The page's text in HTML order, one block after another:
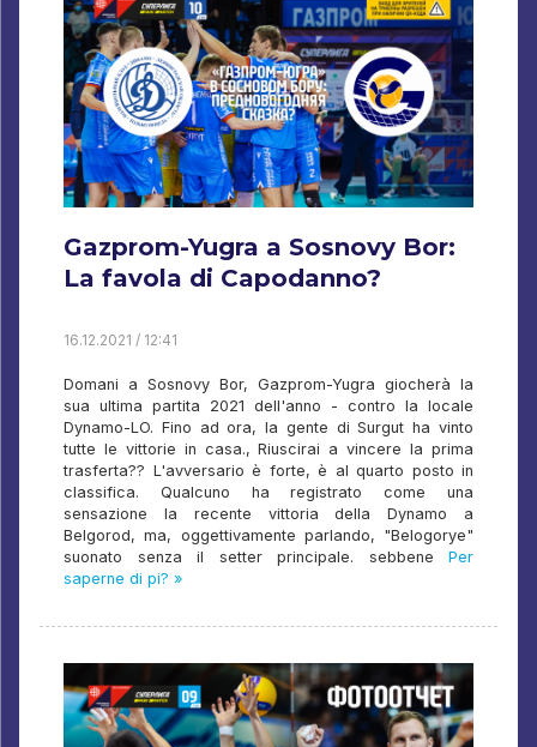
Gazprom-Yugra a Sosnovy Bor:
La favola di Capodanno?
16.12.2021 / 12:41
Domani a Sosnovy Bor, Gazprom-Yugra giocherà la
sua ultima partita 2021 dell'anno - contro la locale
Dynamo-LO. Fino ad ora, la gente di Surgut ha vinto
tutte le vittorie in casa., Riuscirai a vincere la prima
trasferta?? L'avversario è forte, è al quarto posto in
classifica. Qualcuno ha registrato come una
sensazione la recente vittoria della Dynamo a
Belgorod, ma, oggettivamente parlando, "Belogorye"
suonato senza il setter principale. sebbene Per
saperne di pi? »